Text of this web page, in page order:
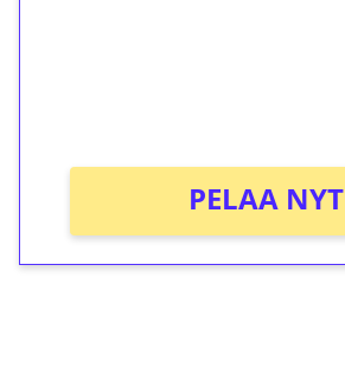
PELAA NYT